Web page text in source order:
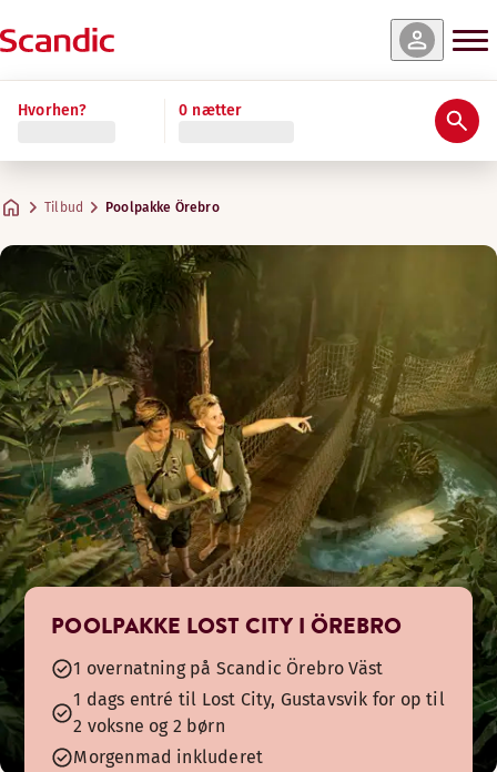
Hvorhen? 0 nætter
Tilbud Poolpakke Örebro
POOLPAKKE LOST CITY I ÖREBRO
1 overnatning på Scandic Örebro Väst
1 dags entré til Lost City, Gustavsvik for op til
2 voksne og 2 børn
Morgenmad inkluderet